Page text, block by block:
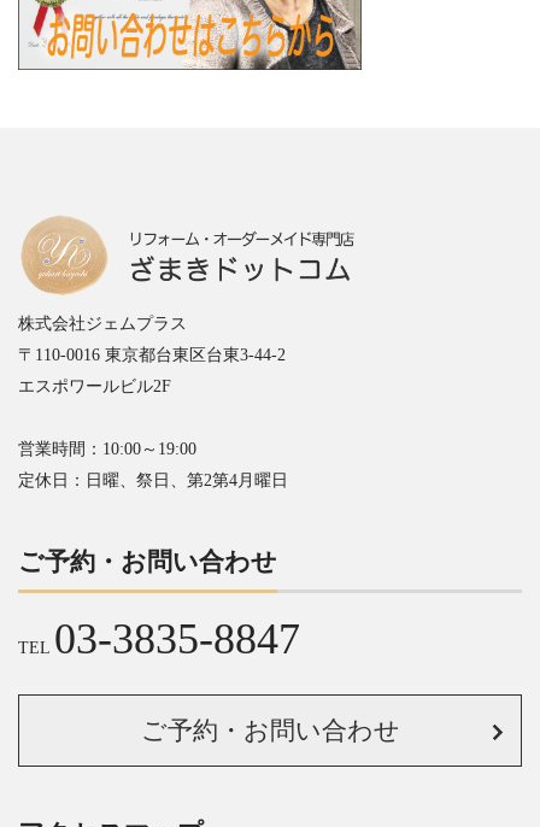
株式会社ジェムプラス
〒110-0016 東京都台東区台東3-44-2
エスポワールビル2F
営業時間：10:00～19:00
定休日：日曜、祭日、第2第4月曜日
ご予約・お問い合わせ
TEL 03-3835-8847
ご予約・お問い合わせ